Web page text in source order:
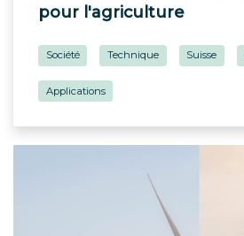
pour l'agriculture
Société Technique Suisse
Applications